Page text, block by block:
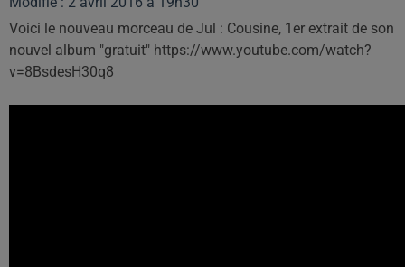
Voici le nouveau morceau de Jul : Cousine, 1er extrait de son
nouvel album "gratuit" https://www.youtube.com/watch?
v=8BsdesH30q8